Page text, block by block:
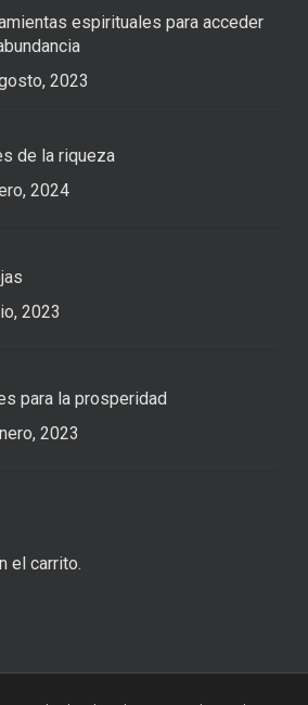
espirituales para acceder
2023
de la riqueza
2024
2023
para la prosperidad
2023
el carrito.